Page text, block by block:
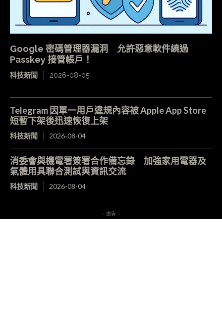
Google 密碼管理器漏洞 允許惡意軟件繞過
Passkey 接管帳戶！
科技新聞 2026-08-05
Telegram 因單一用戶違規內容被 Apple App Store
短暫下架後迅速恢復上架
科技新聞 2026-08-04
消委會與機電署簽署合作備忘錄 加強家用電器及
氣體用具聯合測試與資訊交流
科技新聞 2026-08-04
- 廣告 -